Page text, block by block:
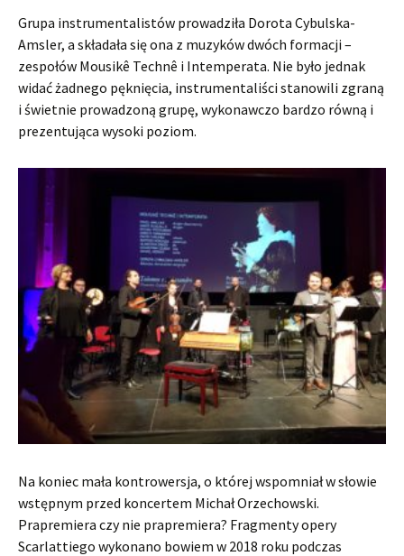
Grupa instrumentalistów prowadziła Dorota Cybulska-
Amsler, a składała się ona z muzyków dwóch formacji –
zespołów Mousikê Technê i Intemperata. Nie było jednak
widać żadnego pęknięcia, instrumentaliści stanowili zgraną
i świetnie prowadzoną grupę, wykonawczo bardzo równą i
prezentująca wysoki poziom.
Na koniec mała kontrowersja, o której wspomniał w słowie
wstępnym przed koncertem Michał Orzechowski.
Prapremiera czy nie prapremiera? Fragmenty opery
Scarlattiego wykonano bowiem w 2018 roku podczas